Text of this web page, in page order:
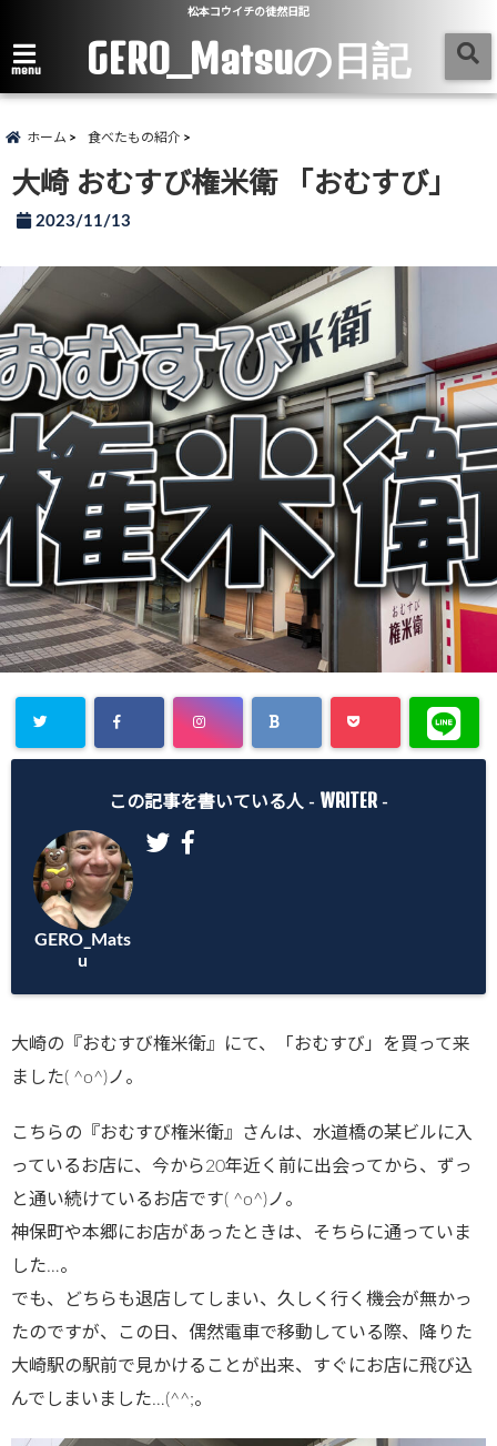
松本コウイチの徒然日記
menu GERO_Matsuの日記
ホーム 食べたもの紹介
大崎 おむすび権米衛 「おむすび」
2023/11/13
Warning:
array key
"Twitter" in
/home/gero
matsu/gero-
wp-
content/plu
cache.php
on line 2897
この記事を書いている人 - WRITER -
GERO_Mats
u
大崎の『おむすび権米衛』にて、「おむすび」を買って来
ました( ^o^)ノ。
こちらの『おむすび権米衛』さんは、水道橋の某ビルに入
っているお店に、今から20年近く前に出会ってから、ずっ
と通い続けているお店です( ^o^)ノ。
神保町や本郷にお店があったときは、そちらに通っていま
した…。
でも、どちらも退店してしまい、久しく行く機会が無かっ
たのですが、この日、偶然電車で移動している際、降りた
大崎駅の駅前で見かけることが出来、すぐにお店に飛び込
んでしまいました…(^^;。